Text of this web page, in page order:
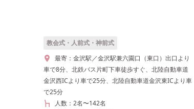
教会式・人前式・神前式
最寄： 金沢駅／金沢駅兼六園口（東口）出口より
車で8分、北鉄バス片町下車徒歩すぐ、北陸自動車道
金沢西ICより車で25分、北陸自動車道金沢東ICより車
で25分
人数： 2名〜142名